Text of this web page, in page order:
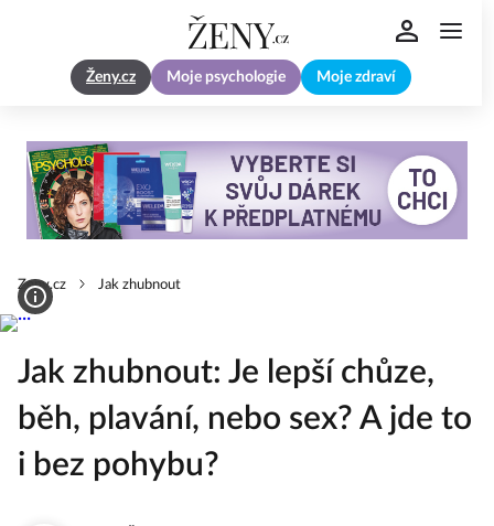
Ženy.cz Moje psychologie Moje zdraví
Zeny.cz Jak zhubnout
Jak zhubnout: Je lepší chůze,
běh, plavání, nebo sex? A jde to
i bez pohybu?